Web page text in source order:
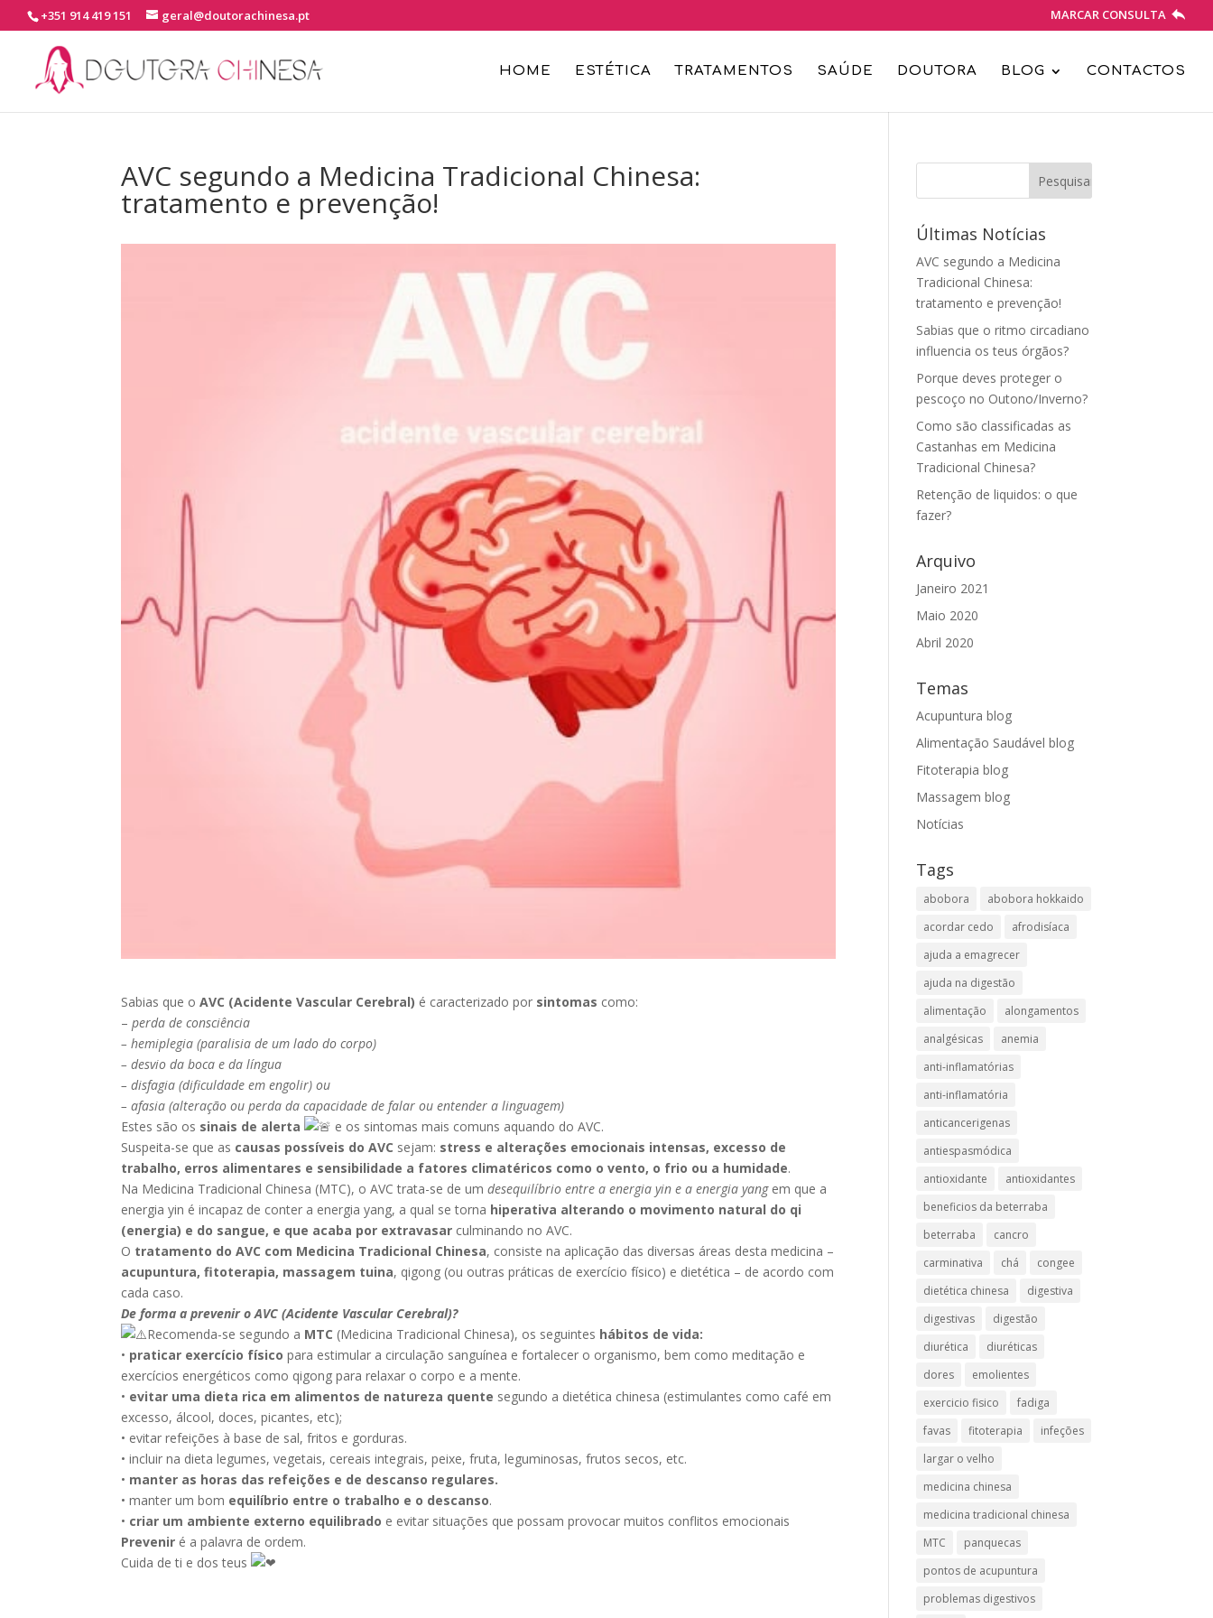
+351 914 419 151 geral@doutorachinesa.pt MARCAR CONSULTA
HOME ESTÉTICA TRATAMENTOS SAÚDE DOUTORA BLOG CONTACTOS
AVC segundo a Medicina Tradicional Chinesa:
tratamento e prevenção!
Sabias que oAVC (Acidente Vascular Cerebral) é caracterizado por sintomas como:
–perda de consciência
– hemiplegia (paralisia de um lado do corpo)
– desvio da boca e da língua
– disfagia (dificuldade em engolir) ou
– afasia (alteração ou perda da capacidade de falar ou entender a linguagem)
Estes são os sinais de alerta
e os sintomas mais comuns aquando do AVC.
Suspeita-se que as causas possíveis do AVC sejam: stress e alterações emocionais intensas, excesso de
trabalho, erros alimentares e sensibilidade a fatores climatéricos como o vento, o frio ou a humidade.
Na Medicina Tradicional Chinesa (MTC), o AVC trata-se de umdesequilíbrio entre a energia yin e a energia yangem que a
energia yin é incapaz de conter a energia yang, a qual se torna hiperativa alterando o movimento natural do qi
(energia) e do sangue, e que acaba por extravasar culminando no AVC.
O tratamento do AVC com Medicina Tradicional Chinesa, consiste na aplicação das diversas áreas desta medicina –
acupuntura, fitoterapia, massagem tuina, qigong (ou outras práticas de exercício físico) e dietética – de acordo com
cada caso.
De forma a prevenir o AVC (Acidente Vascular Cerebral)?
Recomenda-se segundo a MTC (Medicina Tradicional Chinesa), os seguintes hábitos de vida:
• praticar exercício físico para estimular a circulação sanguínea e fortalecer o organismo, bem como meditação e
exercícios energéticos como qigong para relaxar o corpo e a mente.
• evitar uma dieta rica em alimentos de natureza quente segundo a dietética chinesa (estimulantes como café em
excesso, álcool, doces, picantes, etc);
• evitar refeições à base de sal, fritos e gorduras.
• incluir na dieta legumes, vegetais, cereais integrais, peixe, fruta, leguminosas, frutos secos, etc.
• manter as horas das refeições e de descanso regulares.
• manter um bom equilíbrio entre o trabalho e o descanso.
• criar um ambiente externo equilibrado e evitar situações que possam provocar muitos conflitos emocionais
Prevenir é a palavra de ordem.
Cuida de ti e dos teus
Últimas Notícias
AVC segundo a Medicina
Tradicional Chinesa:
tratamento e prevenção!
Sabias que o ritmo circadiano
influencia os teus órgãos?
Porque deves proteger o
pescoço no Outono/Inverno?
Como são classificadas as
Castanhas em Medicina
Tradicional Chinesa?
Retenção de liquidos: o que
fazer?
Arquivo
Janeiro 2021
Maio 2020
Abril 2020
Temas
Acupuntura blog
Alimentação Saudável blog
Fitoterapia blog
Massagem blog
Notícias
Tags
abobora
abobora hokkaido
acordar cedo
afrodisíaca
ajuda a emagrecer
ajuda na digestão
alimentação
alongamentos
analgésicas
anemia
anti-inflamatórias
anti-inflamatória​
anticancerigenas
antiespasmódica
antioxidante
antioxidantes
beneficios da beterraba
beterraba
cancro
carminativa
chá
congee
dietética chinesa
digestiva
digestivas
digestão
diurética
diuréticas​
dores
emolientes
exercicio fisico
fadiga
favas
fitoterapia
infeções
largar o velho
medicina chinesa
medicina tradicional chinesa
MTC
panquecas
pontos de acupuntura
problemas digestivos